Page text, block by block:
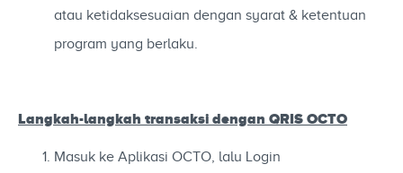
atau ketidaksesuaian dengan syarat & ketentuan
program yang berlaku.
Langkah-langkah transaksi dengan QRIS OCTO
Masuk ke Aplikasi OCTO, lalu Login